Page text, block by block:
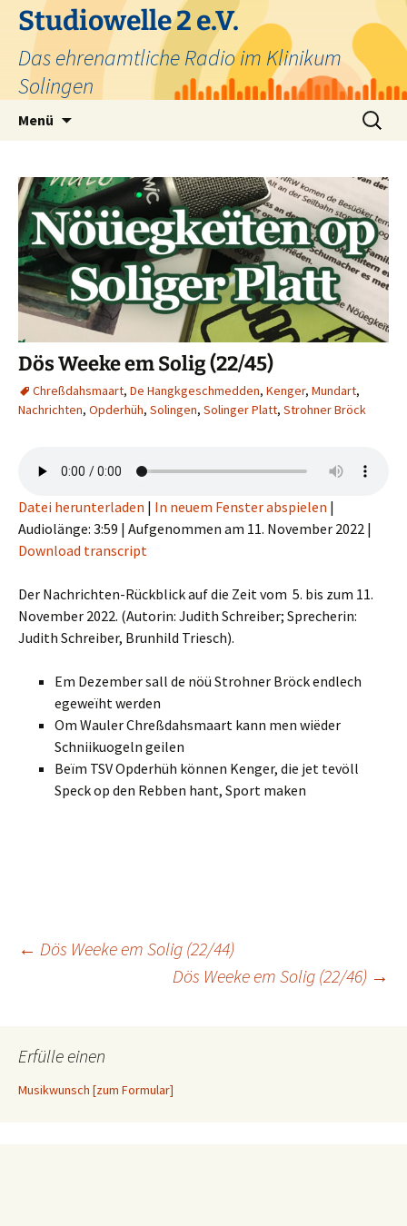
Zum
Inhalt
springen
Studiowelle 2 e.V.
Das ehrenamtliche Radio im Klinikum
Solingen
Menü
Suchen
nach:
Dös Weeke em Solig (22/45)
Chreßdahsmaart, De Hangkgeschmedden, Kenger, Mundart,
Nachrichten, Opderhüh, Solingen, Solinger Platt, Strohner Bröck
Datei herunterladen | In neuem Fenster abspielen |
Audiolänge: 3:59 | Aufgenommen am 11. November 2022 |
Download transcript
Der Nachrichten-Rückblick auf die Zeit vom 5. bis zum 11.
November 2022. (Autorin: Judith Schreiber; Sprecherin:
Judith Schreiber, Brunhild Triesch).
Em Dezember sall de nöü Strohner Bröck endlech
egeweïht werden
Om Wauler Chreßdahsmaart kann men wiëder
Schniikuogeln geilen
Beïm TSV Opderhüh können Kenger, die jet tevöll
Speck op den Rebben hant, Sport maken
Beitragsnavigation
← Dös Weeke em Solig (22/44)
Dös Weeke em Solig (22/46) →
Erfülle einen
Musikwunsch [zum Formular]